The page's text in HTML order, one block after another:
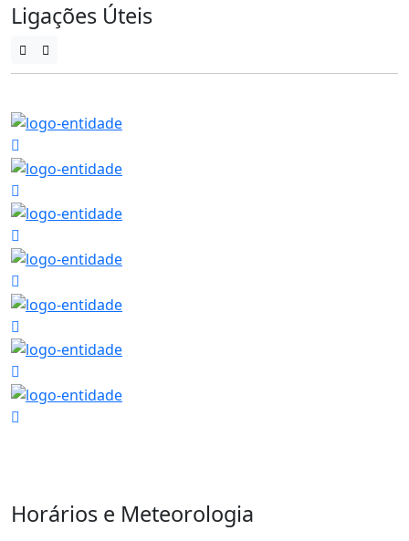
Ligações Úteis
Horários e Meteorologia